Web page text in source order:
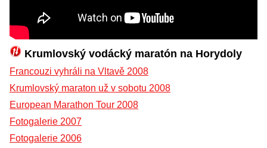
Krumlovský vodácký maratón na Horydoly
Francouzi vyhráli na Vltavě 2008
Krumlovský maraton už v sobotu 2008
European Marathon Tour 2008
Fotogalerie 2007
Fotogalerie 2006